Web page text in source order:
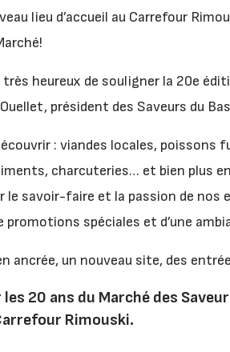
lieu d’accueil au Carrefour
heureux de souligner la 20e
président des Saveurs du
: viandes locales,
charcuteries… et bien plus
le savoir-faire et la passion de
promotions spéciales et d’une
ancrée, un nouveau site, des
20 ans du Marché des
Rimouski.